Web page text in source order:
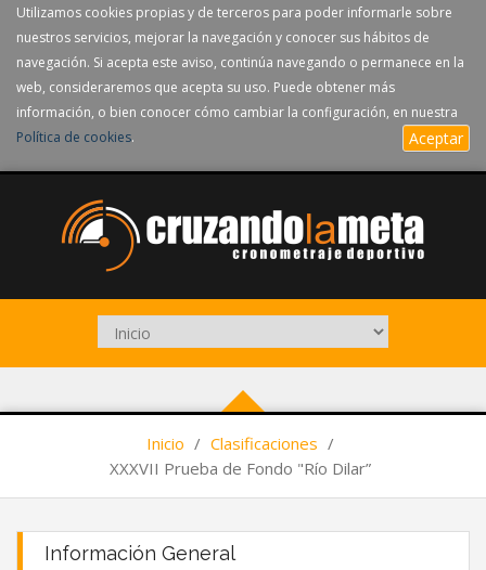
Utilizamos cookies propias y de terceros para poder informarle sobre
nuestros servicios, mejorar la navegación y conocer sus hábitos de
navegación. Si acepta este aviso, continúa navegando o permanece en la
web, consideraremos que acepta su uso. Puede obtener más
información, o bien conocer cómo cambiar la configuración, en nuestra
Política de cookies. Aceptar
Inicio / Clasificaciones /
XXXVII Prueba de Fondo "Río Dilar”
Información General